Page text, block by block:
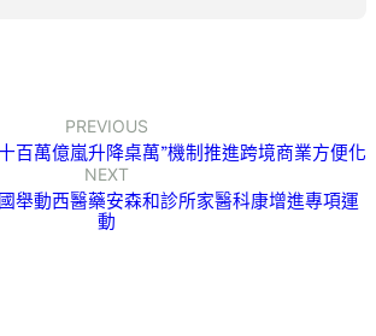
PREVIOUS
百萬億嵐升降桌萬”機制推進跨境商業方便化
NEXT
舉動西醫藥安森和診所家醫科康增進專項運
動